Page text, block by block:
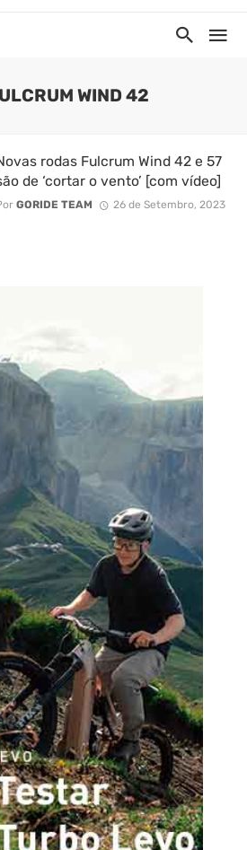
WIND 42
rodas Fulcrum Wind 42 e 57
de ‘cortar o vento’ [com vídeo]
GORIDE TEAM 26 de Setembro, 2023